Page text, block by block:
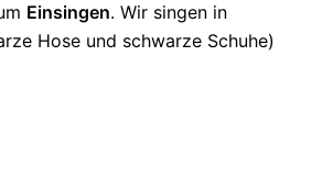
Einsingen. Wir singen in
Hose und schwarze Schuhe)